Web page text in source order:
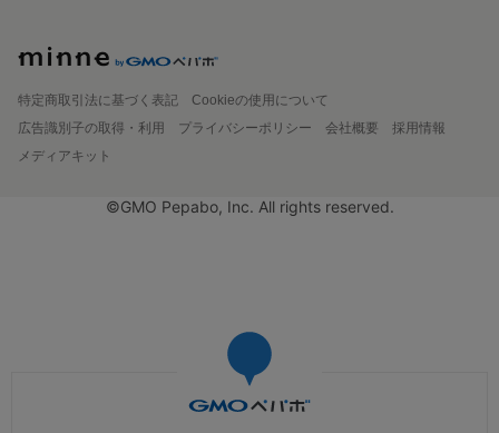
特定商取引法に基づく表記
Cookieの使用について
広告識別子の取得・利用
プライバシーポリシー 会社概要
採用情報
メディアキット
©GMO Pepabo, Inc. All rights reserved.